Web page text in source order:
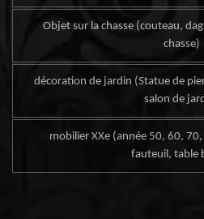
Objet sur la chasse (couteau,
chasse)
décoration de jardin (Statue de
salon de
mobilier XXe (année 50, 60,
fauteuil, table